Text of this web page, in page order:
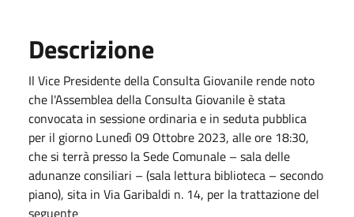
Descrizione
Il Vice Presidente della Consulta Giovanile rende noto
che l'Assemblea della Consulta Giovanile è stata
convocata in sessione ordinaria e in seduta pubblica
per il giorno Lunedì 09 Ottobre 2023, alle ore 18:30,
che si terrà presso la Sede Comunale – sala delle
adunanze consiliari – (sala lettura biblioteca – secondo
piano), sita in Via Garibaldi n. 14, per la trattazione del
seguente